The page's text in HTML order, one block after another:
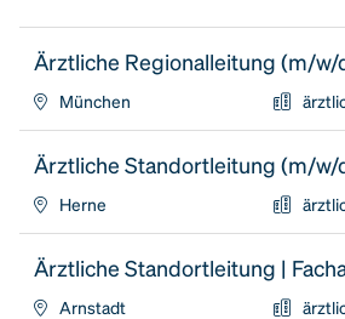
Ärztliche Regionalleitung (m/
München
Ärztliche Standortleitung (m/w/
Herne
Ärztliche Standortleitung |
Arnstadt